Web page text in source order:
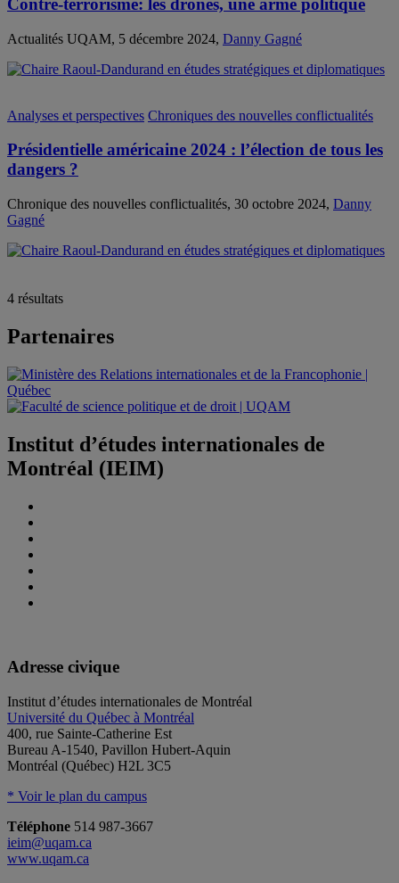
Contre-terrorisme: les drones, une arme politique
Actualités UQAM, 5 décembre 2024, Danny Gagné
Analyses et perspectives Chroniques des nouvelles conflictualités
Présidentielle américaine 2024 : l’élection de tous les
dangers ?
Chronique des nouvelles conflictualités, 30 octobre 2024, Danny
Gagné
4 résultats
Partenaires
Institut d’études internationales de
Montréal (IEIM)
Adresse civique
Institut d’études internationales de Montréal
Université du Québec à Montréal
400, rue Sainte-Catherine Est
Bureau A-1540, Pavillon Hubert-Aquin
Montréal (Québec) H2L 3C5
* Voir le plan du campus
Téléphone 514 987-3667
ieim@uqam.ca
www.uqam.ca